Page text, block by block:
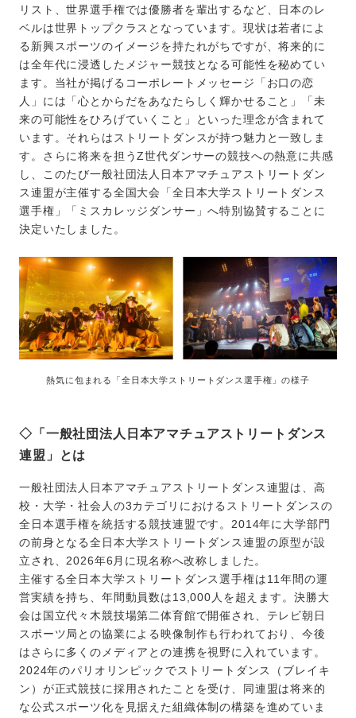
リスト、世界選手権では優勝者を輩出するなど、日本のレ
ベルは世界トップクラスとなっています。現状は若者によ
る新興スポーツのイメージを持たれがちですが、将来的に
は全年代に浸透したメジャー競技となる可能性を秘めてい
ます。当社が掲げるコーポレートメッセージ「お口の恋
人」には「心とからだをあなたらしく輝かせること」「未
来の可能性をひろげていくこと」といった理念が含まれて
います。それらはストリートダンスが持つ魅力と一致しま
す。さらに将来を担うZ世代ダンサーの競技への熱意に共感
し、このたび一般社団法人日本アマチュアストリートダン
ス連盟が主催する全国大会「全日本大学ストリートダンス
選手権」「ミスカレッジダンサー」へ特別協賛することに
決定いたしました。
熱気に包まれる「全日本大学ストリートダンス選手権」の様子
◇「一般社団法人日本アマチュアストリートダンス
連盟」とは
一般社団法人日本アマチュアストリートダンス連盟は、高
校・大学・社会人の3カテゴリにおけるストリートダンスの
全日本選手権を統括する競技連盟です。2014年に大学部門
の前身となる全日本大学ストリートダンス連盟の原型が設
立され、2026年6月に現名称へ改称しました。
主催する全日本大学ストリートダンス選手権は11年間の運
営実績を持ち、年間動員数は13,000人を超えます。決勝大
会は国立代々木競技場第二体育館で開催され、テレビ朝日
スポーツ局との協業による映像制作も行われており、今後
はさらに多くのメディアとの連携を視野に入れています。
2024年のパリオリンピックでストリートダンス（ブレイキ
ン）が正式競技に採用されたことを受け、同連盟は将来的
な公式スポーツ化を見据えた組織体制の構築を進めていま